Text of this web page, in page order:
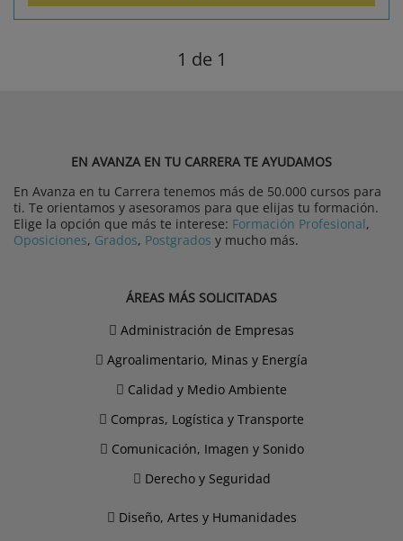
1 de 1
EN AVANZA EN TU CARRERA TE AYUDAMOS
En Avanza en tu Carrera tenemos más de 50.000 cursos para
ti. Te orientamos y asesoramos para que elijas tu formación.
Elige la opción que más te interese: Formación Profesional,
Oposiciones, Grados, Postgrados y mucho más.
ÁREAS MÁS SOLICITADAS
Administración de Empresas
Agroalimentario, Minas y Energía
Calidad y Medio Ambiente
Compras, Logística y Transporte
Comunicación, Imagen y Sonido
Derecho y Seguridad
Diseño, Artes y Humanidades